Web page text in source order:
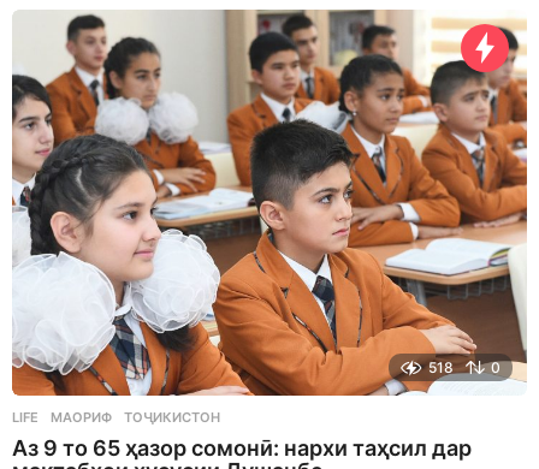
518 0
LIFE МАОРИФ ,ТОҶИКИСТОН
Аз 9 то 65 ҳазор сомонӣ: нархи таҳсил дар